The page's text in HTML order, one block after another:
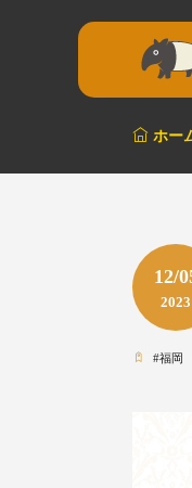
ホー
12/
2023
#福岡